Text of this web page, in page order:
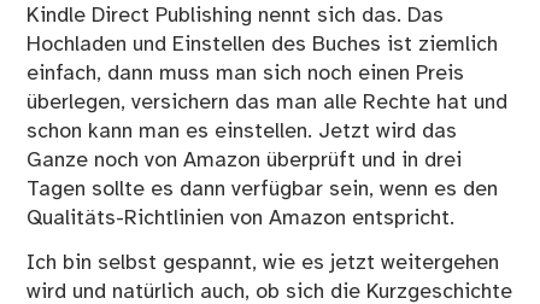
Kindle Direct Publishing nennt sich das. Das
Hochladen und Einstellen des Buches ist ziemlich
einfach, dann muss man sich noch einen Preis
überlegen, versichern das man alle Rechte hat und
schon kann man es einstellen. Jetzt wird das
Ganze noch von Amazon überprüft und in drei
Tagen sollte es dann verfügbar sein, wenn es den
Qualitäts-Richtlinien von Amazon entspricht.
Ich bin selbst gespannt, wie es jetzt weitergehen
wird und natürlich auch, ob sich die Kurzgeschichte